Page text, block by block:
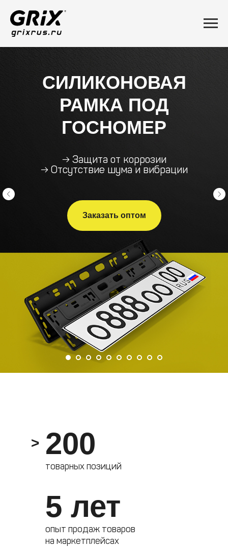
СИЛИКОНОВАЯ
РАМКА ПОД
ГОСНОМЕР
→ Защита от коррозии
→ Отсутствие шума и вибрации
Заказать оптом
200
>
товарных позиций
5 лет
опыт продаж товаров
на маркетплейсах